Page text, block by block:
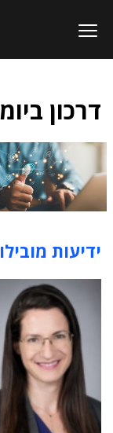
דרכון
תוכן פרסומי
ידיעות